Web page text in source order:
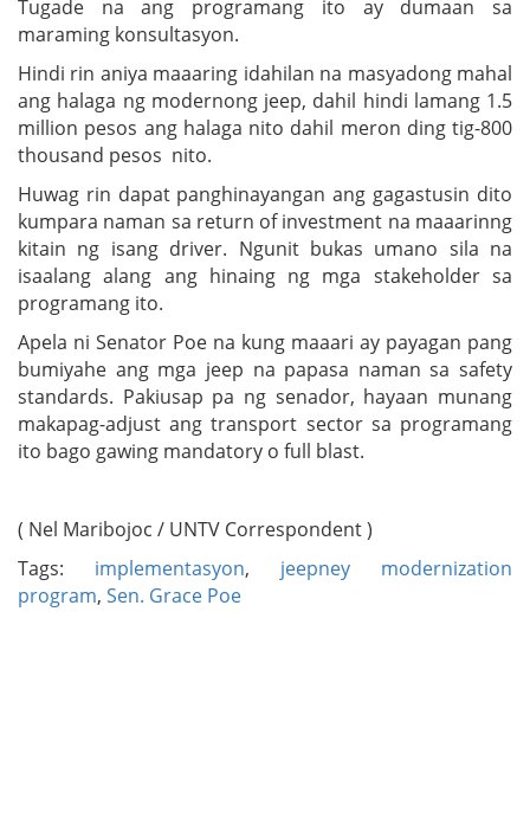
Tugade na ang programang ito ay dumaan sa
maraming konsultasyon.
Hindi rin aniya maaaring idahilan na masyadong mahal
ang halaga ng modernong jeep, dahil hindi lamang 1.5
million pesos ang halaga nito dahil meron ding tig-800
thousand pesos nito.
Huwag rin dapat panghinayangan ang gagastusin dito
kumpara naman sa return of investment na maaarinng
kitain ng isang driver. Ngunit bukas umano sila na
isaalang alang ang hinaing ng mga stakeholder sa
programang ito.
Apela ni Senator Poe na kung maaari ay payagan pang
bumiyahe ang mga jeep na papasa naman sa safety
standards. Pakiusap pa ng senador, hayaan munang
makapag-adjust ang transport sector sa programang
ito bago gawing mandatory o full blast.
( Nel Maribojoc / UNTV Correspondent )
Tags: implementasyon, jeepney modernization
program, Sen. Grace Poe